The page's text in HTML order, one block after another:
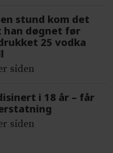
stund kom det
han døgnet før
25 vodka
siden
i 18 år – får
siden